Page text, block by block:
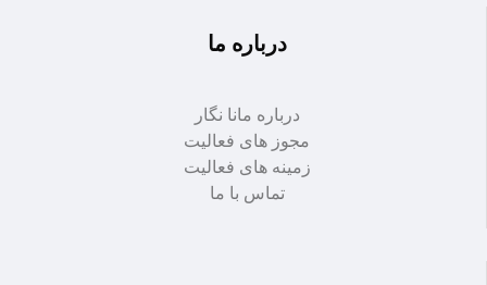
درباره ما
درباره مانا نگار
مجوز های فعالیت
زمینه های فعالیت
تماس با ما